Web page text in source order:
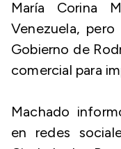
María Corina
Venezuela,
Gobierno de
comercial para
Machado
en redes